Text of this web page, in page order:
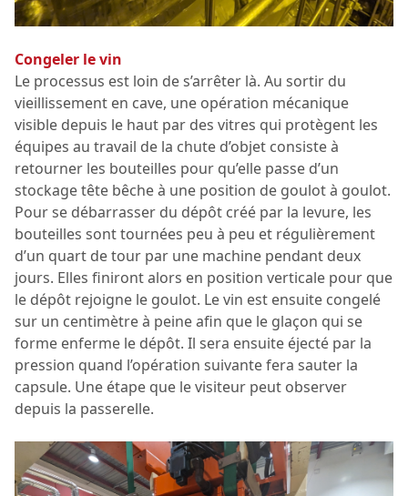
Congeler le vin
Le processus est loin de s’arrêter là. Au sortir du
vieillissement en cave, une opération mécanique
visible depuis le haut par des vitres qui protègent les
équipes au travail de la chute d’objet consiste à
retourner les bouteilles pour qu’elle passe d’un
stockage tête bêche à une position de goulot à goulot.
Pour se débarrasser du dépôt créé par la levure, les
bouteilles sont tournées peu à peu et régulièrement
d’un quart de tour par une machine pendant deux
jours. Elles finiront alors en position verticale pour que
le dépôt rejoigne le goulot. Le vin est ensuite congelé
sur un centimètre à peine afin que le glaçon qui se
forme enferme le dépôt. Il sera ensuite éjecté par la
pression quand l’opération suivante fera sauter la
capsule. Une étape que le visiteur peut observer
depuis la passerelle.